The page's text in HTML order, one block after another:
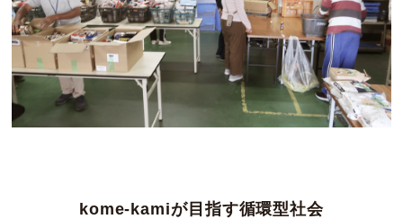
kome-kamiが目指す循環型社会